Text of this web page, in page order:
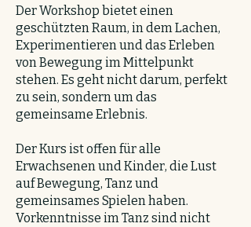
Der Workshop bietet einen
geschützten Raum, in dem Lachen,
Experimentieren und das Erleben
von Bewegung im Mittelpunkt
stehen. Es geht nicht darum, perfekt
zu sein, sondern um das
gemeinsame Erlebnis.
Der Kurs ist offen für alle
Erwachsenen und Kinder, die Lust
auf Bewegung, Tanz und
gemeinsames Spielen haben.
Vorkenntnisse im Tanz sind nicht